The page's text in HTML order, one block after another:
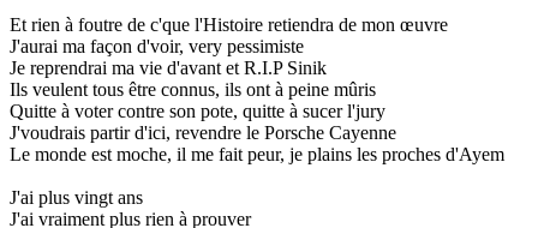
Et rien à foutre de c'que l'Histoire retiendra de mon œuvre
J'aurai ma façon d'voir, very pessimiste
Je reprendrai ma vie d'avant et R.I.P Sinik
Ils veulent tous être connus, ils ont à peine mûris
Quitte à voter contre son pote, quitte à sucer l'jury
J'voudrais partir d'ici, revendre le Porsche Cayenne
Le monde est moche, il me fait peur, je plains les proches d'Ayem
J'ai plus vingt ans
J'ai vraiment plus rien à prouver